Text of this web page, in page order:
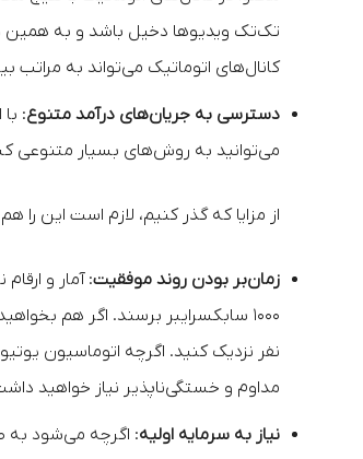
تک‌تک ویدیوها دخیل باشد و به همین
کانال‌های اتوماتیک می‌تواند به مراتب
دسترسی به جریان‌های درآمد متنوع:
می‌توانید به روش‌های بسیار متنوعی
از مزایا که گذر کنیم، لازم است این
زمان‌‌بر بودن روند موفقیت
نفر نزدیک کنید. اگرچه اتوماسیون
مداوم و خستگی‌ناپذیر نیاز خواهید
نیاز به سرمایه اولیه: اگرچه می‌شود به